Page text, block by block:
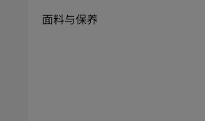
面料与保养